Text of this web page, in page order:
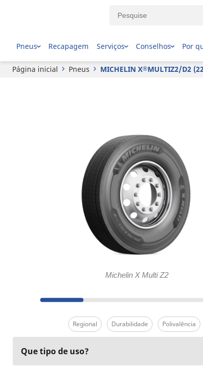
Pneus Recapagem Serviços Conselhos Por
Página inicial Pneus MICHELIN X®MULTIZ2/D2
Michelin X Multi Z2
Regional Durabilidade Polivalência
Que tipo de uso?
MULTIZ2/D2 (22.5)